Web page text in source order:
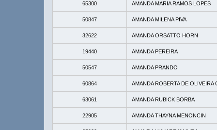
65300 AMANDA MARIA RAMOS LOPES
50847 AMANDA MILENA PIVA
32622 AMANDA ORSATTO HORN
19440 AMANDA PEREIRA
50547 AMANDA PRANDO
60864 AMANDA ROBERTA DE OLIVEIRA
63061 AMANDA RUBICK BORBA
22905 AMANDA THAYNA MENONCIN